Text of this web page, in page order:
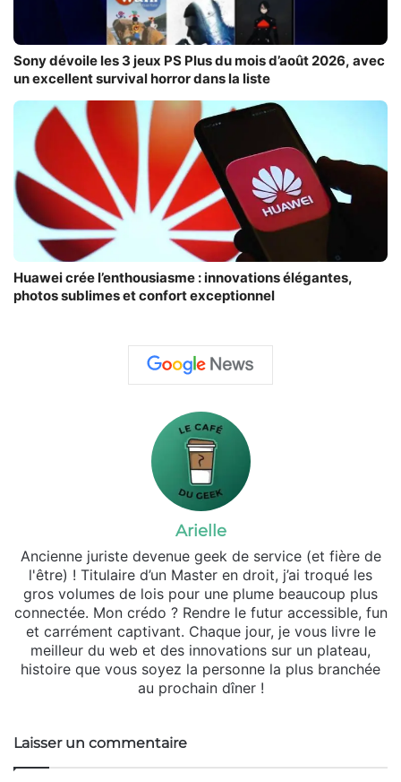
Sony dévoile les 3 jeux PS Plus du mois d’août 2026, avec
un excellent survival horror dans la liste
Huawei crée l’enthousiasme : innovations élégantes,
photos sublimes et confort exceptionnel
Arielle
Ancienne juriste devenue geek de service (et fière de
l'être) ! Titulaire d’un Master en droit, j’ai troqué les
gros volumes de lois pour une plume beaucoup plus
connectée. Mon crédo ? Rendre le futur accessible, fun
et carrément captivant. Chaque jour, je vous livre le
meilleur du web et des innovations sur un plateau,
histoire que vous soyez la personne la plus branchée
au prochain dîner !
Laisser un commentaire